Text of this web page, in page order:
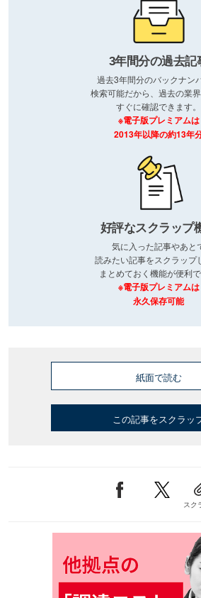
3年間分の過去記
過去3年間分のバックナン
検索可能だから、過去の業
すぐに確認できます。
※電子版プレミアムは
2013年以降の約13年
好評なスクラップ
気に入った記事やあと
読みたい記事をスクラップ
まとめておく機能が便利で
※電子版プレミアムは
永久保存可能
紙面で読む
この記事をスクラッ
スク